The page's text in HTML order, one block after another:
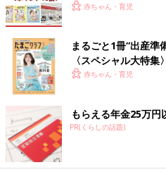
赤ちゃん・育児
まるごと1冊“出産準
〈スペシャル大特
赤ちゃん・育児
もらえる年金25万円
PR(くらしの話題)